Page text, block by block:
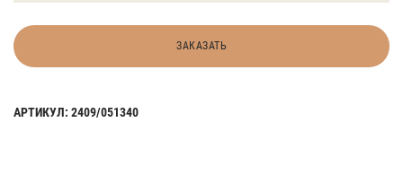
ЗАКАЗАТЬ
АРТИКУЛ: 2409/051340